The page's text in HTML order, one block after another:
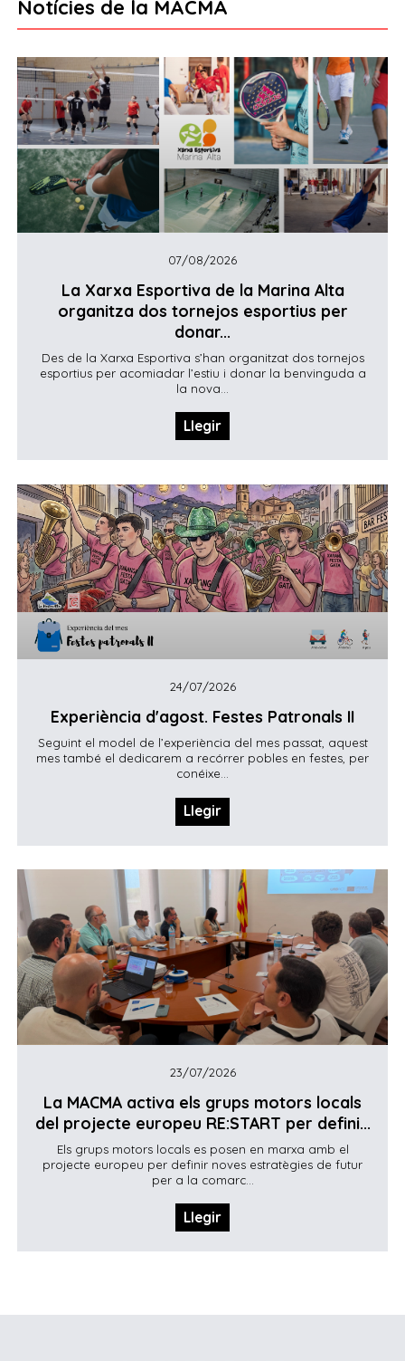
Notícies de la MACMA
07/08/2026
La Xarxa Esportiva de la Marina Alta
organitza dos tornejos esportius per
donar...
Des de la Xarxa Esportiva s’han organitzat dos tornejos
esportius per acomiadar l’estiu i donar la benvinguda a
la nova...
Llegir
24/07/2026
Experiència d'agost. Festes Patronals II
Seguint el model de l’experiència del mes passat, aquest
mes també el dedicarem a recórrer pobles en festes, per
conéixe...
Llegir
23/07/2026
La MACMA activa els grups motors locals
del projecte europeu RE:START per defini...
Els grups motors locals es posen en marxa amb el
projecte europeu per definir noves estratègies de futur
per a la comarc...
Llegir